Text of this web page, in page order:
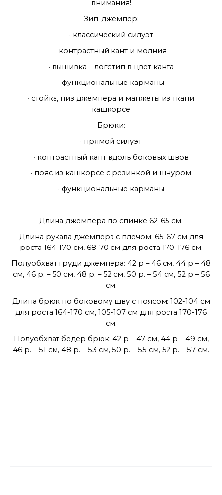
внимания!
Зип-джемпер:
· классический силуэт
· контрастный кант и молния
· вышивка – логотип в цвет канта
· функциональные карманы
· стойка, низ джемпера и манжеты из ткани
кашкорсе
Брюки:
· прямой силуэт
· контрастный кант вдоль боковых швов
· пояс из кашкорсе с резинкой и шнуром
· функциональные карманы
Длина джемпера по спинке 62-65 см.
Длина рукава джемпера с плечом: 65-67 см для
роста 164-170 см, 68-70 см для роста 170-176 см.
Полуобхват груди джемпера: 42 р – 46 см, 44 р – 48
см, 46 р. – 50 см, 48 р. – 52 см, 50 р. – 54 см, 52 р – 56
см.
Длина брюк по боковому шву с поясом: 102-104 см
для роста 164-170 см, 105-107 см для роста 170-176
см.
Полуобхват бедер брюк: 42 р – 47 см, 44 р – 49 см,
46 р. – 51 см, 48 р. – 53 см, 50 р. – 55 см, 52 р. – 57 см.